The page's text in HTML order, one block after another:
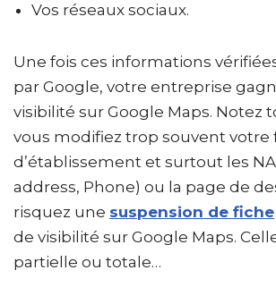
Vos réseaux sociaux.
Une fois ces informations
par Google, votre entreprise
visibilité sur Google Maps. Notez
vous modifiez trop souvent votre
d’établissement et surtout les
address, Phone) ou la page de
risquez une suspension de fiche
de visibilité sur Google Maps.
partielle ou totale…